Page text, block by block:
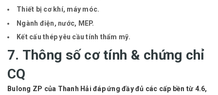
Thiết bị cơ khí, máy móc.
Ngành điện, nước, MEP.
Kết cấu thép yêu cầu tính thẩm mỹ.
7. Thông số cơ tính & chứng chỉ
CQ
Bulong ZP của Thanh Hải đáp ứng đầy đủ các cấp bền từ 4.6,